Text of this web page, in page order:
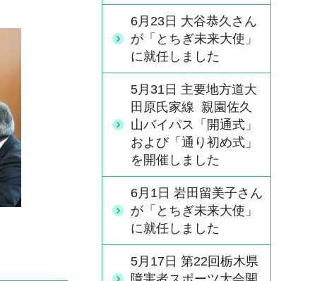
6月23日 大谷恭久さん
が「とちぎ未来大使」
に就任しました
5月31日 主要地方道大
田原氏家線 親園佐久
山バイパス「開通式」
および「通り初め式」
を開催しました
6月1日 岩田留美子さん
が「とちぎ未来大使」
に就任しました
5月17日 第22回栃木県